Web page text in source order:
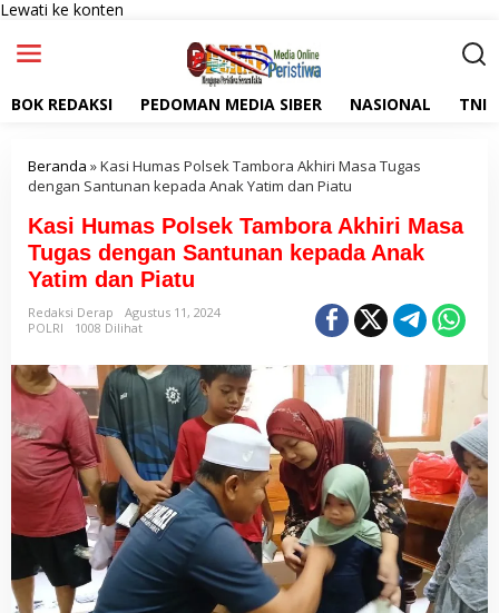
Lewati ke konten
BOK REDAKSI PEDOMAN MEDIA SIBER NASIONAL TNI
Beranda »Kasi Humas Polsek Tambora Akhiri Masa Tugas
dengan Santunan kepada Anak Yatim dan Piatu
Kasi Humas Polsek Tambora Akhiri Masa
Tugas dengan Santunan kepada Anak
Yatim dan Piatu
Redaksi Derap
Agustus 11, 2024
POLRI
1008 Dilihat